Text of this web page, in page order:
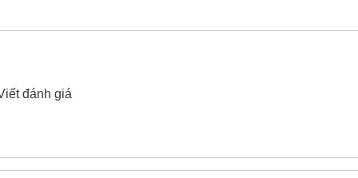
thế chống cháy 3 pha bọc mica Sino FR-CV Cu/Mica/
đánh giá